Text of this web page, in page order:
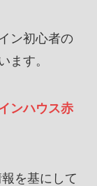
ン初心者の
ます。
ンハウス赤
を基にして